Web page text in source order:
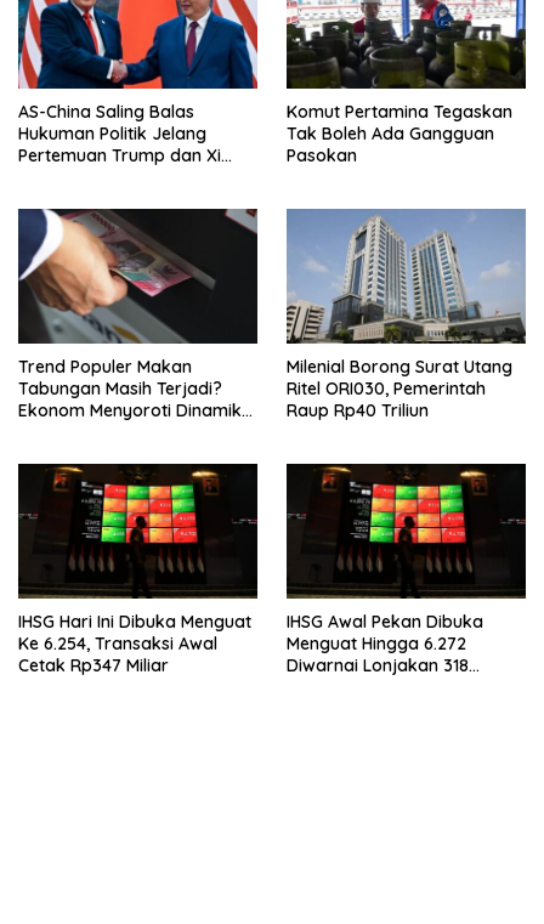
AS-China Saling Balas
Hukuman Politik Jelang
Pertemuan Trump dan Xi
Komut Pertamina Tegaskan
Tak Boleh Ada Gangguan
Pasokan
Trend Populer Makan
Tabungan Masih Terjadi?
Ekonom Menyoroti Dinamika
Milenial Borong Surat Utang
Ritel ORI030, Pemerintah
Raup Rp40 Triliun
IHSG Hari Ini Dibuka Menguat
Ke 6.254, Transaksi Awal
Cetak Rp347 Miliar
IHSG Awal Pekan Dibuka
Menguat Hingga 6.272
Diwarnai Lonjakan 318